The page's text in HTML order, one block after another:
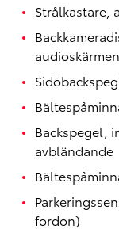
Strålkastare,
audioskärmen
Backspegel,
avbländande
fordon)